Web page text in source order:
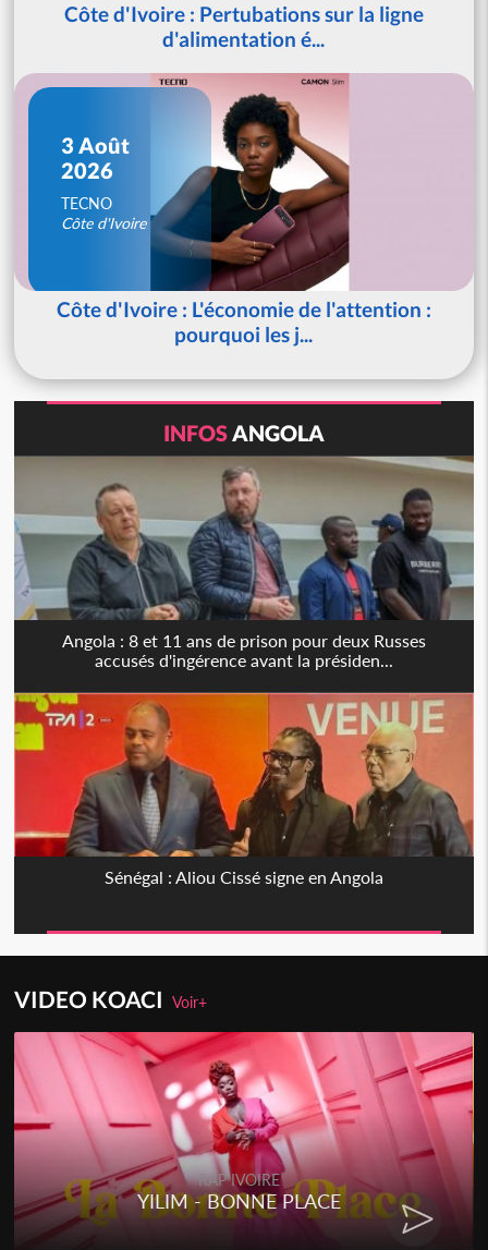
Côte d'Ivoire : Pertubations sur la ligne
d'alimentation é...
3 Août
2026
TECNO
Côte d'Ivoire
Côte d'Ivoire : L'économie de l'attention :
pourquoi les j...
INFOSANGOLA
Angola : 8 et 11 ans de prison pour deux Russes
accusés d'ingérence avant la présiden...
Sénégal : Aliou Cissé signe en Angola
VIDEO KOACIVoir+
RAP IVOIRE
YILIM - BONNE PLACE